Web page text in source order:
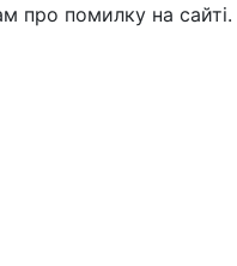
про помилку на сайті.